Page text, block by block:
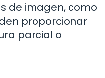
de imagen, como
proporcionar
parcial o